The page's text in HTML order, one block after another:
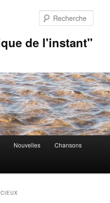
de l'instant"
Nouvelles Chansons